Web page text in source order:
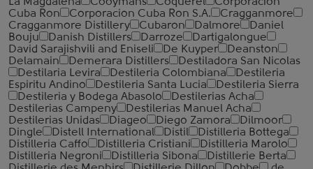
Cuba Ron
Corporacion Cuba Ron S.A.
Cragganmore
Cragganmore Distillery
Cubaron Dalmore
Daniel
Bouju
Danish Distillers Darroze
Dartigalongue
David Sarajishvili and Eniseli
De Kuyper
Deanston
Delamain
Demerara Distillers
Destiladora San Nicolas
Destilaria Levira
Destileria Colombiana
Destileria
Espiritu Andino
Destileria Santa Lucia
Destileria Sierra
Destileria y Bodega Abasolo
Destilerias Acha
Destilerias Campeny
Destilerias Manuel Acha
Destilerias Unidas
Diageo Diego Zamora
Dilmoor
Dingle
Distell International Distil
Distilleria Bottega
Distilleria Caffo
Distilleria Cristiani
Distilleria Marolo
Distilleria Negroni
Distilleria Sibona
Distillerie Berta